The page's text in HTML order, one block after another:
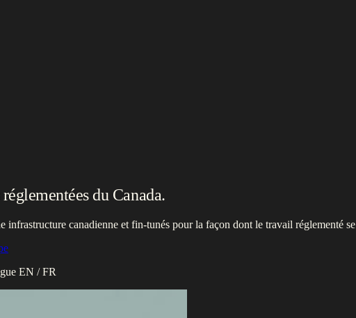
du Canada.
infrastructure canadienne et fin-tunés pour la façon dont le travail réglementé
EN / FR